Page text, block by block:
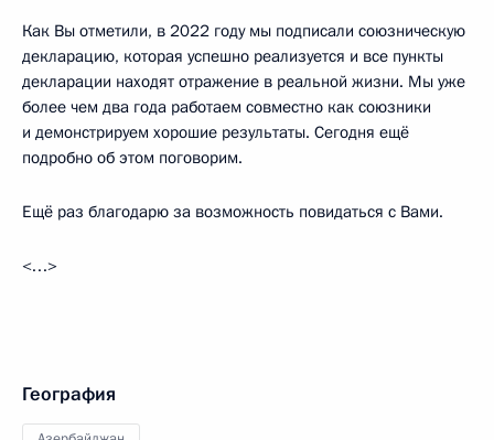
Как Вы отметили, в 2022 году мы подписали союзническую
декларацию, которая успешно реализуется и все пункты
декларации находят отражение в реальной жизни. Мы уже
более чем два года работаем совместно как союзники
и демонстрируем хорошие результаты. Сегодня ещё
подробно об этом поговорим.
Ещё раз благодарю за возможность повидаться с Вами.
<…>
География